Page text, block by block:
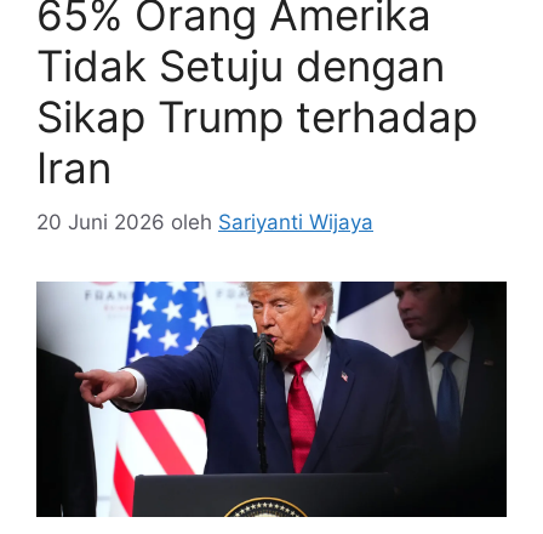
65% Orang Amerika
Tidak Setuju dengan
Sikap Trump terhadap
Iran
20 Juni 2026 oleh Sariyanti Wijaya